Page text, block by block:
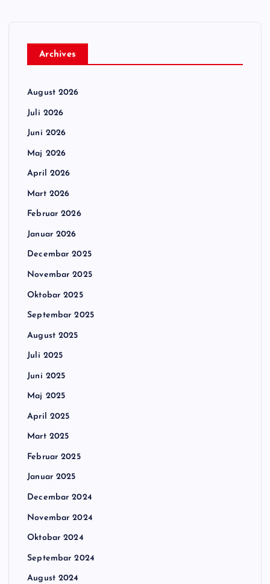
Archives
August 2026
Juli 2026
Juni 2026
Maj 2026
April 2026
Mart 2026
Februar 2026
Januar 2026
Decembar 2025
Novembar 2025
Oktobar 2025
Septembar 2025
August 2025
Juli 2025
Juni 2025
Maj 2025
April 2025
Mart 2025
Februar 2025
Januar 2025
Decembar 2024
Novembar 2024
Oktobar 2024
Septembar 2024
August 2024